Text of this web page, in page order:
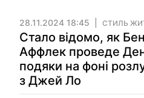
28.11.2024 18:45 СТИЛЬ
Стало відомо, як Бен
Аффлек проведе
подяки на фоні
з Джей Ло